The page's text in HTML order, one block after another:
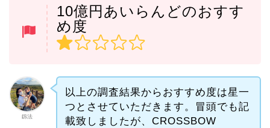
10億円あいらんどのおすす
め度
釼法
以上の調査結果からおすすめ度は星一
つとさせていただきます。冒頭でも記
載致しましたが、CROSSBOW